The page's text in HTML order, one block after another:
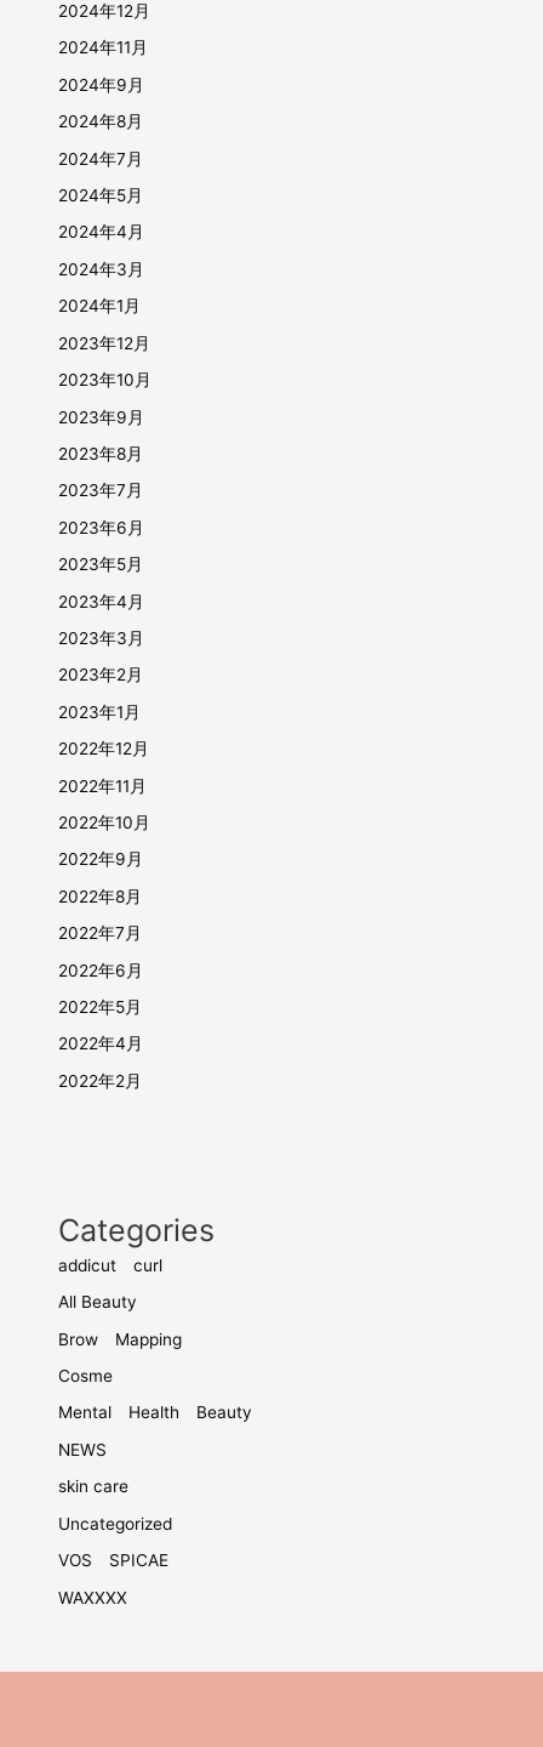
2024年12月
2024年11月
2024年9月
2024年8月
2024年7月
2024年5月
2024年4月
2024年3月
2024年1月
2023年12月
2023年10月
2023年9月
2023年8月
2023年7月
2023年6月
2023年5月
2023年4月
2023年3月
2023年2月
2023年1月
2022年12月
2022年11月
2022年10月
2022年9月
2022年8月
2022年7月
2022年6月
2022年5月
2022年4月
2022年2月
Categories
addicut curl
All Beauty
Brow Mapping
Cosme
Mental Health Beauty
NEWS
skin care
Uncategorized
VOS SPICAE
WAXXXX